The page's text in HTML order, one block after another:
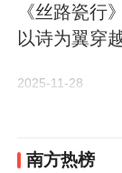
《丝路瓷行
以诗为翼穿
2025-11-28
南方热榜